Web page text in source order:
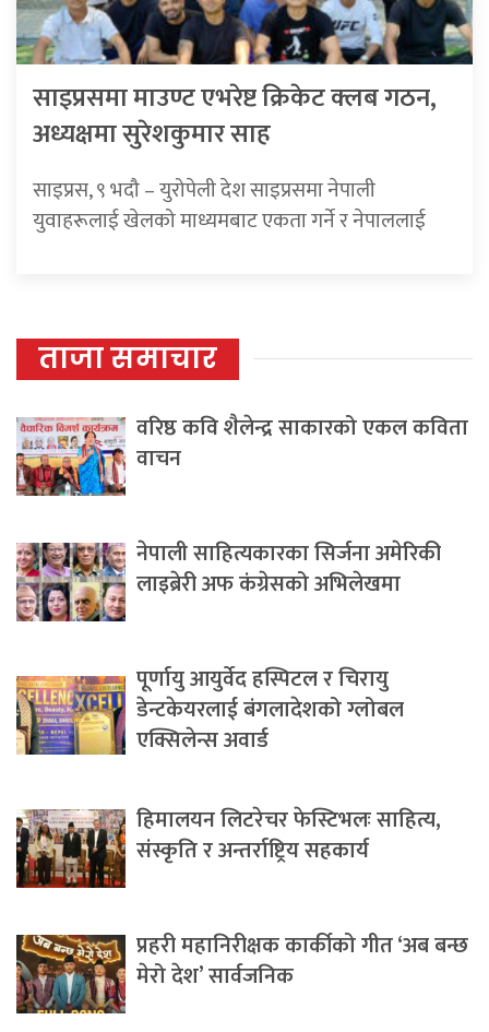
साइप्रसमा माउण्ट एभरेष्ट क्रिकेट क्लब गठन,
अध्यक्षमा सुरेशकुमार साह
साइप्रस, ९ भदौ – युरोपेली देश साइप्रसमा नेपाली
युवाहरूलाई खेलको माध्यमबाट एकता गर्ने र नेपाललाई
ताजा समाचार
वरिष्ठ कवि शैलेन्द्र साकारको एकल कविता
वाचन
नेपाली साहित्यकारका सिर्जना अमेरिकी
लाइब्रेरी अफ कंग्रेसको अभिलेखमा
पूर्णायु आयुर्वेद हस्पिटल र चिरायु
डेन्टकेयरलाई बंगलादेशको ग्लोबल
एक्सिलेन्स अवार्ड
हिमालयन लिटरेचर फेस्टिभलः साहित्य,
संस्कृति र अन्तर्राष्ट्रिय सहकार्य
प्रहरी महानिरीक्षक कार्कीको गीत ‘अब बन्छ
मेरो देश’ सार्वजनिक